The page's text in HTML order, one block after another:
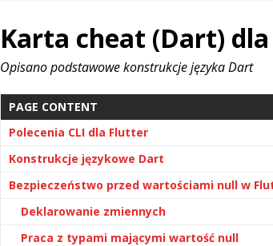
Karta cheat (Dart)
Opisano podstawowe konstrukcje języka Dart
PAGE CONTENT
Polecenia CLI dla Flutter
Konstrukcje językowe Dart
Bezpieczeństwo przed wartościami null w
Deklarowanie zmiennych
Praca z typami mającymi wartość null